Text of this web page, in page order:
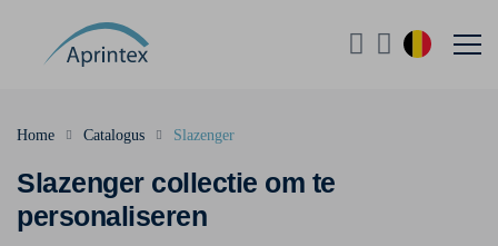
Slazenger collectie om te
personaliseren
Home Catalogus Slazenger